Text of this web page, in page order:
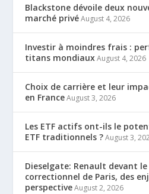
Blackstone dévoile deux
marché privé August 4, 2026
Investir à moindres frais :
titans mondiaux August 4, 2026
Choix de carrière et leur
en France August 3, 2026
Les ETF actifs ont-ils le
ETF traditionnels ? August 3,
Dieselgate: Renault devant
correctionnel de Paris, des
perspective August 2, 2026